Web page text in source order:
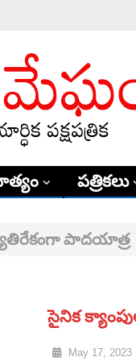
పత్రికలు
పాదయాత్ర
సైనిక
May 17, 2023